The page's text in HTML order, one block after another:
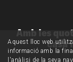
Amb les
casa
Aquest lloc web
informació amb la
l'anàlisi de la seva